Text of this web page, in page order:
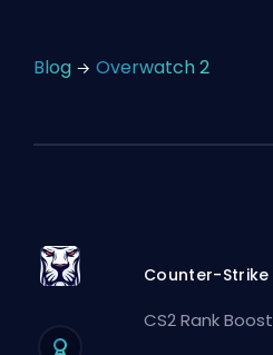
Blog Overwatch 2
Counter-Strike
CS2 Rank Boost